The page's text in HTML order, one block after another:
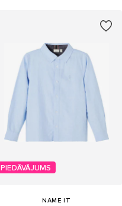
PIEDĀVĀJUMS
NAME IT